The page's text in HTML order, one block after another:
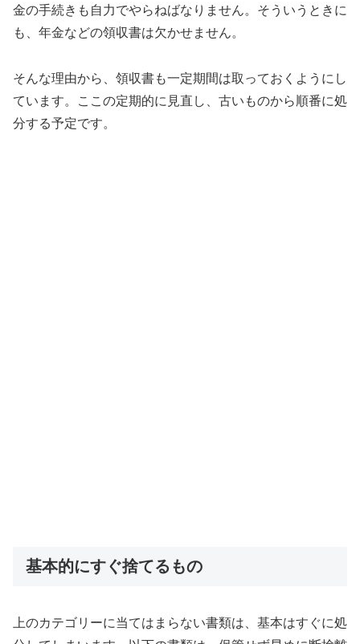
金の手続きも自力でやらねばなりません。そういうときに
も、年金などの領収書は欠かせません。
そんな理由から、領収書も一定期間は取っておくようにし
ています。ここの定期的に見直し、古いものから順番に処
分する予定です。
基本的にすぐ捨てるもの
上のカテゴリーに当てはまらない書類は、基本はすぐに処